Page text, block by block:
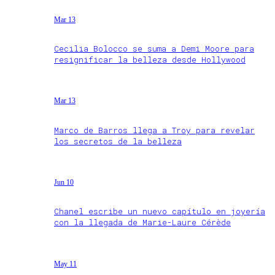
Mar 13
Cecilia Bolocco se suma a Demi Moore para
resignificar la belleza desde Hollywood
Mar 13
Marco de Barros llega a Troy para revelar
los secretos de la belleza
Jun 10
Chanel escribe un nuevo capítulo en joyería
con la llegada de Marie-Laure Cérède
May 11